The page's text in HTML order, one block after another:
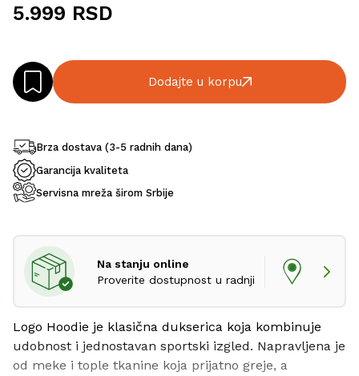
5.999 RSD
Dodajte u korpu
Brza dostava (3-5 radnih dana)
Garancija kvaliteta
Servisna mreža širom Srbije
Na stanju online
Proverite dostupnost u radnji
Logo Hoodie je klasična dukserica koja kombinuje
udobnost i jednostavan sportski izgled. Napravljena je
od meke i tople tkanine koja prijatno greje, a